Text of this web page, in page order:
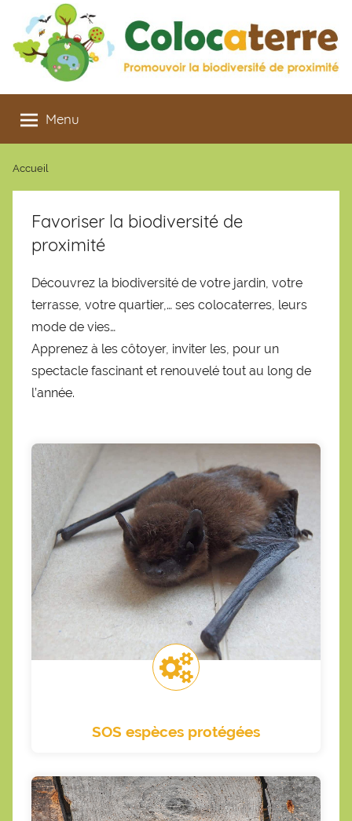
contenu
Colocaterre
Promouvoir
la
proximité
Menu
Accueil
Favoriser la biodiversité de
proximité
Découvrez la biodiversité de votre jardin, votre
terrasse, votre quartier,… ses colocaterres, leurs
mode de vies…
Apprenez à les côtoyer, inviter les, pour un
spectacle fascinant et renouvelé tout au long de
l’année.
SOS espèces protégées
Une rénovation excluant une espèce rare?
Une espèce protégée une peu trop
"collante"? Contactez moi pour permettre à
chacun de trouver sa place, le tout en
parfait accord avec la loi.
Contactez-moi